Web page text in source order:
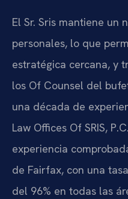
El Sr. Sris mantiene un
personales, lo que
estratégica cercana, y
los Of Counsel del
una década de
Law Offices Of SRIS,
experiencia
de Fairfax, con una
del 96% en todas las